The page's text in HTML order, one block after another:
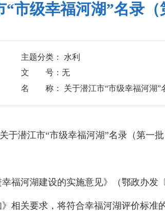
“市级幸福河湖”名录
主题分类： 水利
文 号：无
名 称： 关于潜江市“市级幸福河湖”
关于潜江市“市级幸福河湖”名录（第一
福河湖建设的实施意见》（鄂政办发
》相关要求，将符合幸福河湖评价标准